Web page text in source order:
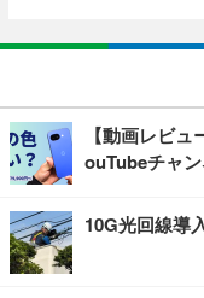
【動画レビ
ouTubeチャ
10G光回線導